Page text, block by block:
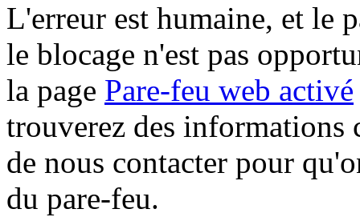
L'erreur est humaine, et le
le blocage n'est pas
la page Pare-feu web activé
trouverez des informations
de nous contacter pour
du pare-feu.